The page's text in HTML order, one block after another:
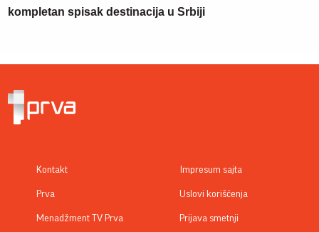
kompletan spisak destinacija u Srbiji
Kontakt
Prva
Menadžment TV Prva
Impresum sajta
Uslovi korišćenja
Prijava smetnji